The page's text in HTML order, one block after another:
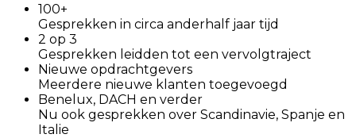
100+
Gesprekken in circa anderhalf jaar tijd
2 op 3
Gesprekken leidden tot een vervolgtraject
Nieuwe opdrachtgevers
Meerdere nieuwe klanten toegevoegd
Benelux, DACH en verder
Nu ook gesprekken over Scandinavie, Spanje en
Italie